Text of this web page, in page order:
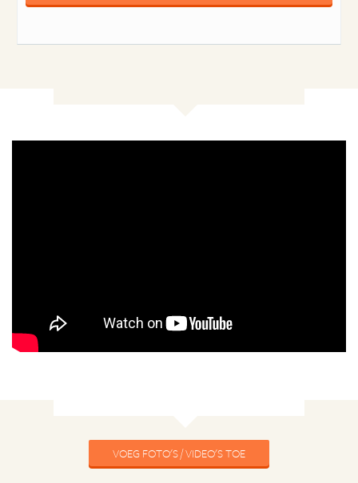
VOEG FOTO'S / VIDEO'S TOE